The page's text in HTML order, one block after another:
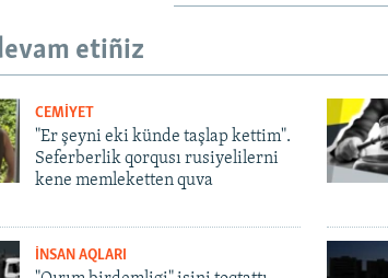
etiñiz
CEMİYET
"Er şeyni eki künde taşlap kettim".
Seferberlik qorqusı rusiyelilerni
kene memleketten quva
İNSAN AQLARI